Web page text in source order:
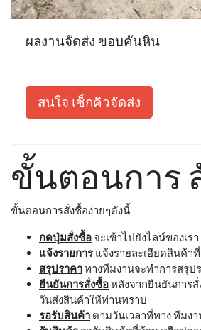
ผลงานจัดส่ง ขอบคันหิน
สนใจ เช็กคิวจัดส่ง
ขั้นตอนการ
ขั้นตอนการสั่งซื้อง่ายๆดังนี้
กดปุ่มสั่งซื้อ จะเข้าไปยังไลน์ของเรา
แจ้งรายการแจ้งรายละเอียดสินค้า
สรุปราคาทางทีมงานจะทำการสรุ
ยืนยันการสั่งซื้อหลังจากยืนยันการ
วันส่งสินค้าให้ท่านทราบ
รอรับสินค้า ตามวันเวลาที่ทาง ทีม